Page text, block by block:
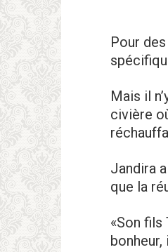
Pour
Mais il
civièrе
Jandira
que la
«Son fils